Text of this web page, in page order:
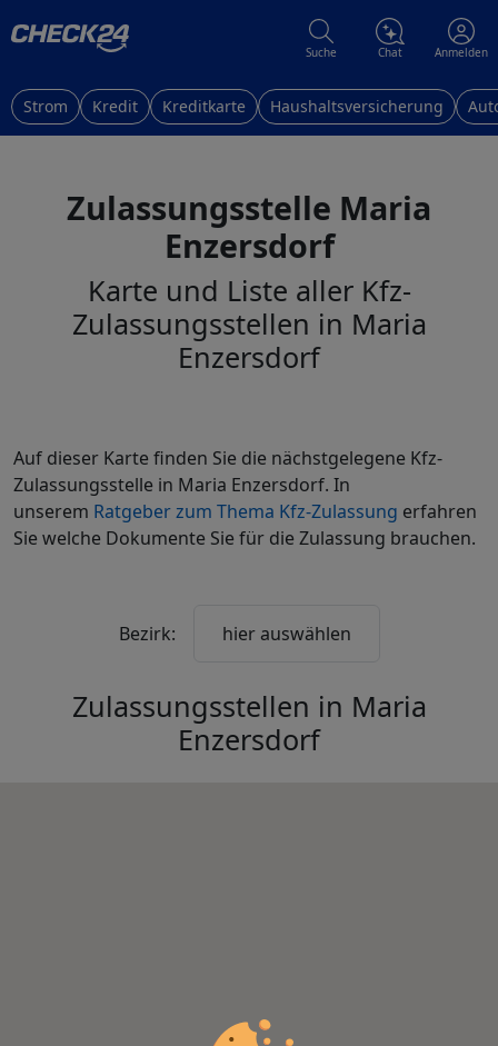
Suche Chat Anmelden
Strom Kredit Kreditkarte Haushaltsversicherung
Zulassungsstelle Maria
Enzersdorf
Karte und Liste aller Kfz-
Zulassungsstellen in Maria
Enzersdorf
Auf dieser Karte finden Sie die nächstgelegene Kfz-
Zulassungsstelle in Maria Enzersdorf. In
unserem Ratgeber zum Thema Kfz-Zulassung erfahren
Sie welche Dokumente Sie für die Zulassung brauchen.
Bezirk: hier auswählen
Zulassungsstellen in Maria
Enzersdorf